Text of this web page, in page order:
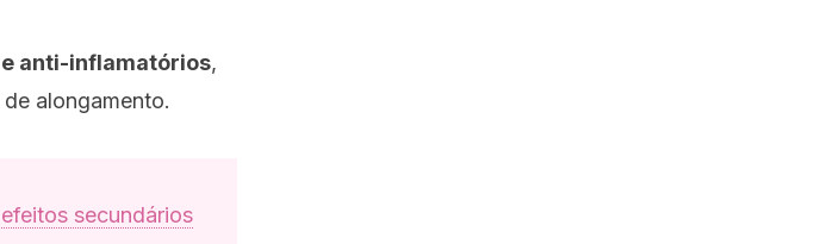
e anti-inflamatórios,
alongamento.
secundários